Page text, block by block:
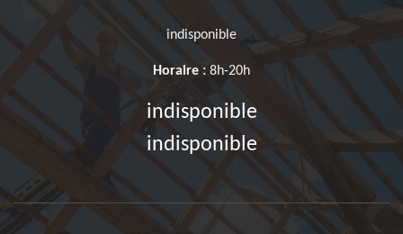
indisponible
Horaire : 8h-20h
indisponible
indisponible